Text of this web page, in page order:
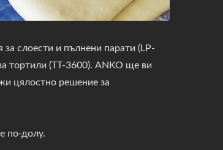
слоести и пълнени парати (LP-
тортили (TT-3600). ANKO ще ви
цялостно решение за
по-долу.